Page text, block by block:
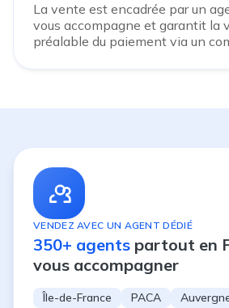
La vente est encadrée par un
vous accompagne et garantit la
préalable du paiement via un
VENDEZ AVEC UN AGENT DÉDIÉ
350+ agents partout en
vous accompagner
Île-de-France PACA